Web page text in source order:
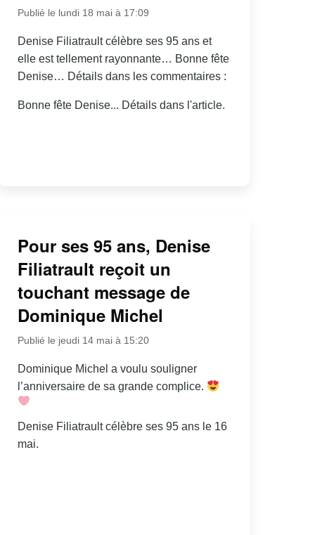
Publié le lundi 18 mai à 17:09
Denise Filiatrault célèbre ses 95 ans et
elle est tellement rayonnante… Bonne fête
Denise… Détails dans les commentaires :
Bonne fête Denise... Détails dans l'article.
Pour ses 95 ans, Denise
Filiatrault reçoit un
touchant message de
Dominique Michel
Publié le jeudi 14 mai à 15:20
Dominique Michel a voulu souligner
l’anniversaire de sa grande complice.
Denise Filiatrault célèbre ses 95 ans le 16
mai.